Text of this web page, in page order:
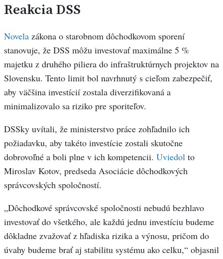
Reakcia DSS
Novela zákona o starobnom dôchodkovom sporení
stanovuje, že DSS môžu investovať maximálne 5 %
majetku z druhého piliera do infraštruktúrnych projektov na
Slovensku. Tento limit bol navrhnutý s cieľom zabezpečiť,
aby väčšina investícií zostala diverzifikovaná a
minimalizovalo sa riziko pre sporiteľov.
DSSky uvítali, že ministerstvo práce zohľadnilo ich
požiadavku, aby takéto investície zostali skutočne
dobrovoľné a boli plne v ich kompetencii. Uviedol to
Miroslav Kotov, predseda Asociácie dôchodkových
správcovských spoločností.
„Dôchodkové správcovské spoločnosti nebudú bezhlavo
investovať do všetkého, ale každú jednu investíciu budeme
dôkladne zvažovať z hľadiska rizika a výnosu, pričom do
úvahy budeme brať aj stabilitu systému ako celku,“ objasnil